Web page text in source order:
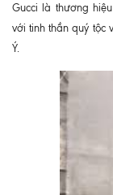
Gucci là thương
với tinh thần quý tộc
Ý.